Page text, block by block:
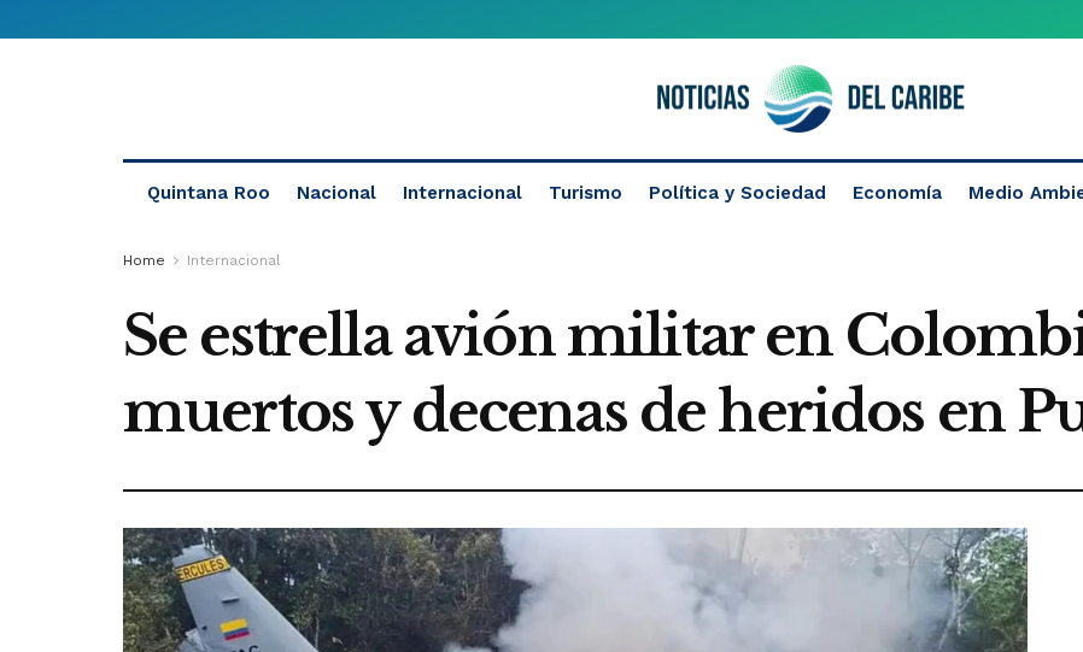
Quintana Roo Nacional Internacional Turismo Política y Sociedad Economía Medio
Home Internacional
Se estrella avión militar en
muertos y decenas de heridos en